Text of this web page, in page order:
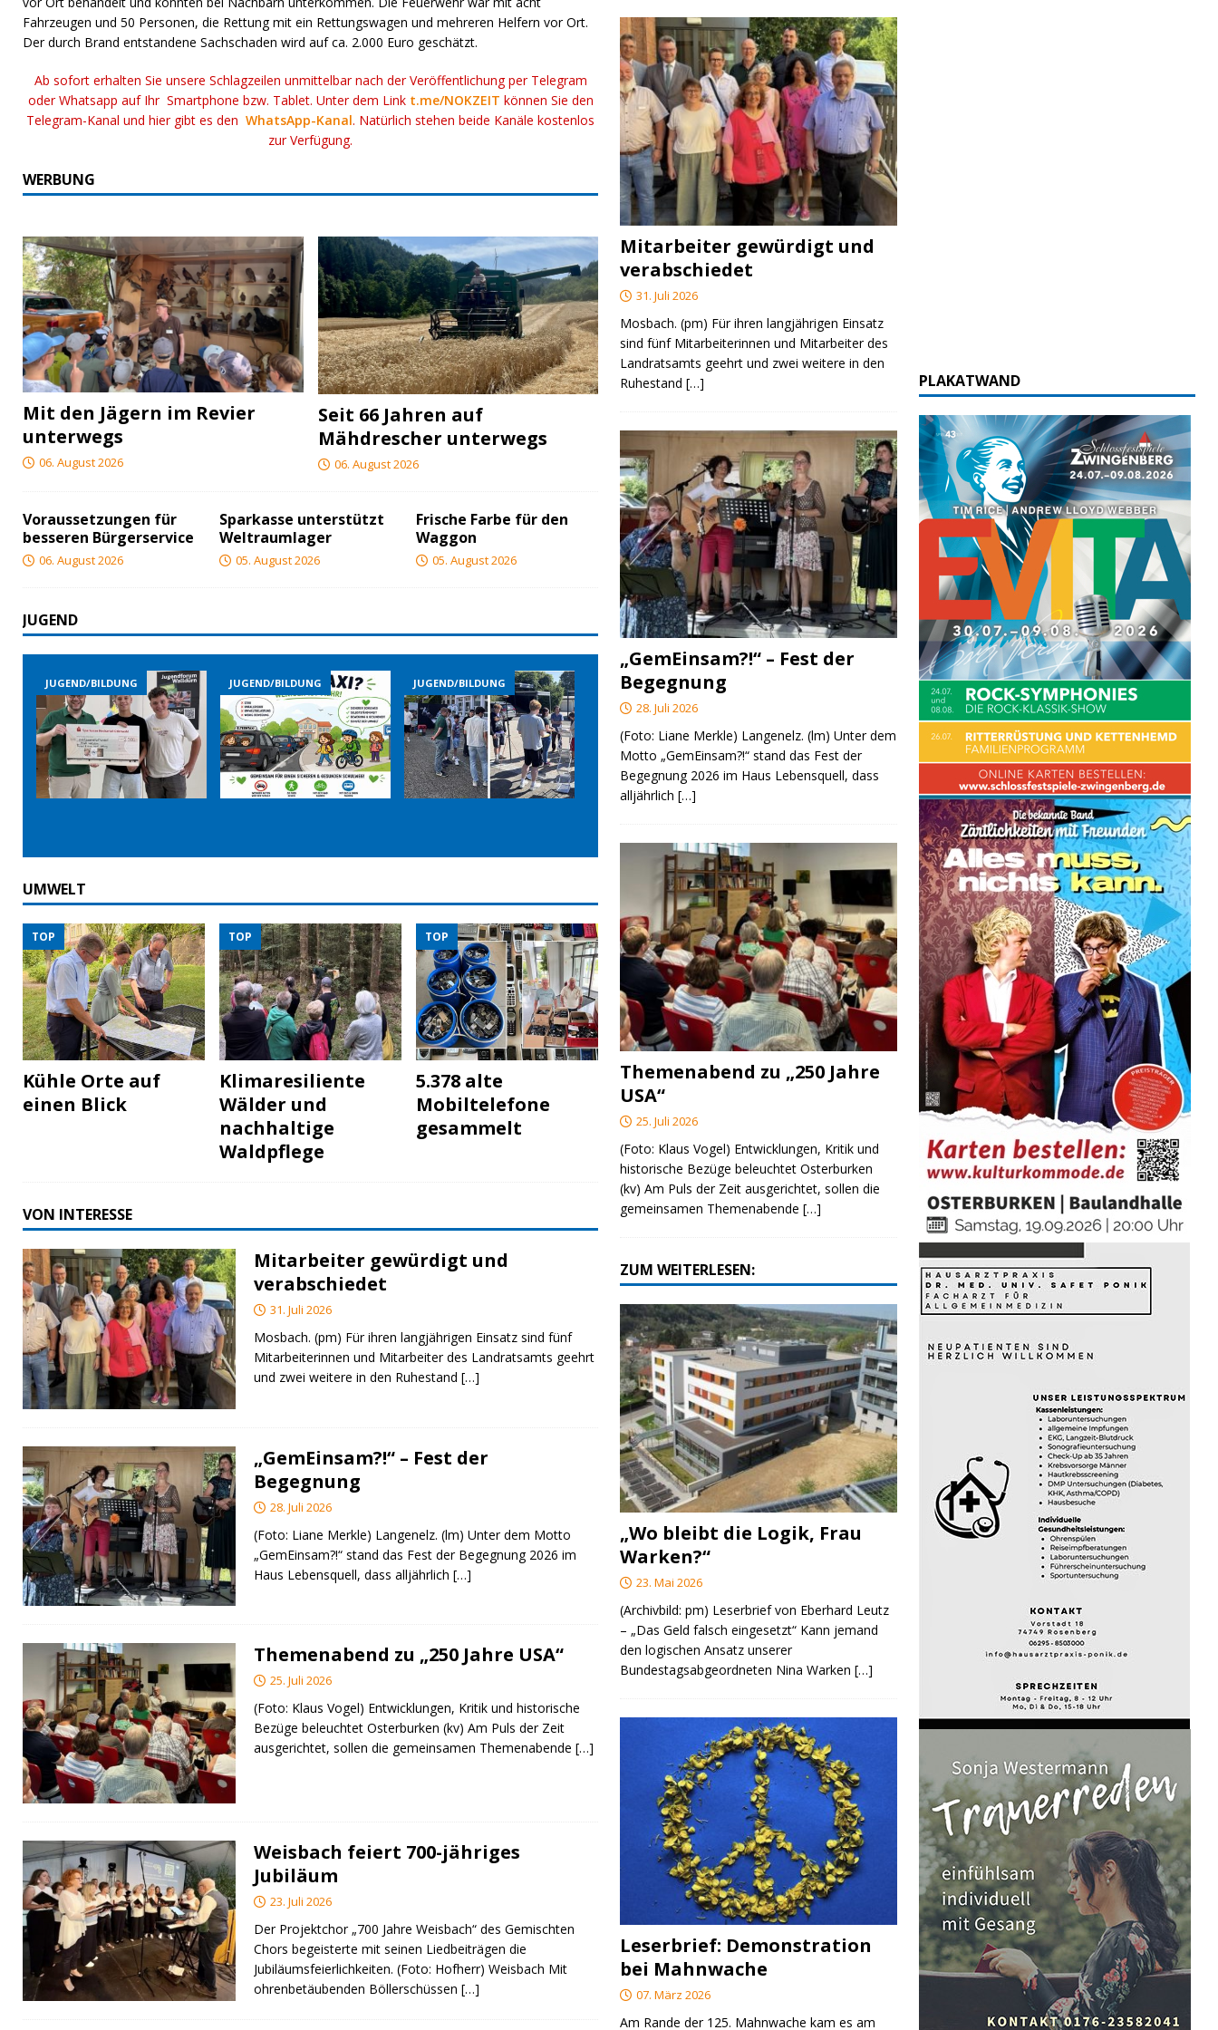
Fahrzeugen und 50 Personen, die Rettung mit ein Rettungswagen und mehreren Helfern vor Ort.
Der durch Brand entstandene Sachschaden wird auf ca. 2.000 Euro geschätzt.
Ab sofort erhalten Sie unsere Schlagzeilen unmittelbar nach der Veröffentlichung per Telegram
oder Whatsapp auf Ihr Smartphone bzw. Tablet. Unter dem Link t.me/NOKZEIT können Sie den
Telegram-Kanal und hier gibt es denWhatsApp-Kanal. Natürlich stehen beide Kanäle kostenlos
zur Verfügung.
WERBUNG
Mit den Jägern im Revier
unterwegs
06. August 2026
Seit 66 Jahren auf
Mähdrescher unterwegs
06. August 2026
Voraussetzungen für
besseren Bürgerservice
06. August 2026
Sparkasse unterstützt
Weltraumlager
05. August 2026
Frische Farbe für den
Waggon
05. August 2026
JUGEND
JUGEND/BILDUNG JUGEND/BILDUNG JUGEND/BILDUNG JUGEND/BILDUNG
UMWELT
TOP
Kühle Orte auf
einen Blick
TOP
Klimaresiliente
Wälder und
nachhaltige
Waldpflege
TOP
5.378 alte
Mobiltelefone
gesammelt
VON INTERESSE
Mitarbeiter gewürdigt und
verabschiedet
31. Juli 2026
Mosbach. (pm) Für ihren langjährigen Einsatz sind fünf
Mitarbeiterinnen und Mitarbeiter des Landratsamts geehrt
und zwei weitere in den Ruhestand […]
„GemEinsam?!“ – Fest der
Begegnung
28. Juli 2026
(Foto: Liane Merkle) Langenelz. (lm) Unter dem Motto
„GemEinsam?!“ stand das Fest der Begegnung 2026 im
Haus Lebensquell, dass alljährlich […]
Themenabend zu „250 Jahre USA“
25. Juli 2026
(Foto: Klaus Vogel) Entwicklungen, Kritik und historische
Bezüge beleuchtet Osterburken (kv) Am Puls der Zeit
ausgerichtet, sollen die gemeinsamen Themenabende […]
Weisbach feiert 700-jähriges
Jubiläum
23. Juli 2026
Der Projektchor „700 Jahre Weisbach“ des Gemischten
Chors begeisterte mit seinen Liedbeiträgen die
Jubiläumsfeierlichkeiten. (Foto: Hofherr) Weisbach Mit
ohrenbetäubenden Böllerschüssen […]
Mitarbeiter gewürdigt und
verabschiedet
31. Juli 2026
Mosbach. (pm) Für ihren langjährigen Einsatz
sind fünf Mitarbeiterinnen und Mitarbeiter des
Landratsamts geehrt und zwei weitere in den
Ruhestand[…]
„GemEinsam?!“ – Fest der
Begegnung
28. Juli 2026
(Foto: Liane Merkle) Langenelz. (lm) Unter dem
Motto „GemEinsam?!“ stand das Fest der
Begegnung 2026 im Haus Lebensquell, dass
alljährlich[…]
Themenabend zu „250 Jahre
USA“
25. Juli 2026
(Foto: Klaus Vogel) Entwicklungen, Kritik und
historische Bezüge beleuchtet Osterburken
(kv) Am Puls der Zeit ausgerichtet, sollen die
gemeinsamen Themenabende[…]
ZUM WEITERLESEN:
„Wo bleibt die Logik, Frau
Warken?“
23. Mai 2026
(Archivbild: pm) Leserbrief von Eberhard Leutz
– „Das Geld falsch eingesetzt“ Kann jemand
den logischen Ansatz unserer
Bundestagsabgeordneten Nina Warken[…]
Leserbrief: Demonstration
bei Mahnwache
07. März 2026
Am Rande der 125. Mahnwache kam es am
PLAKATWAND